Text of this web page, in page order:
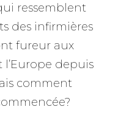
ressemblent
des infirmières
fureur aux
l’Europe depuis
comment